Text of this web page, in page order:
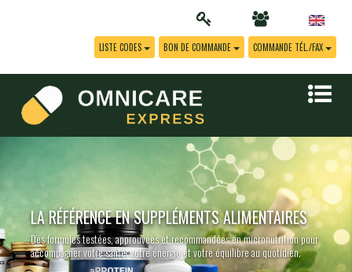
LISTE CODES BON DE COMMANDE COMMANDE TÉL./FAX
LA RÉFÉRENCE EN SUPPLÉMENTS ALIMENTAIRES
Des formules testées, approuvées et recommandées en micronutrition pour
accompagner votre santé, votre énergie et votre équilibre au quotidien.